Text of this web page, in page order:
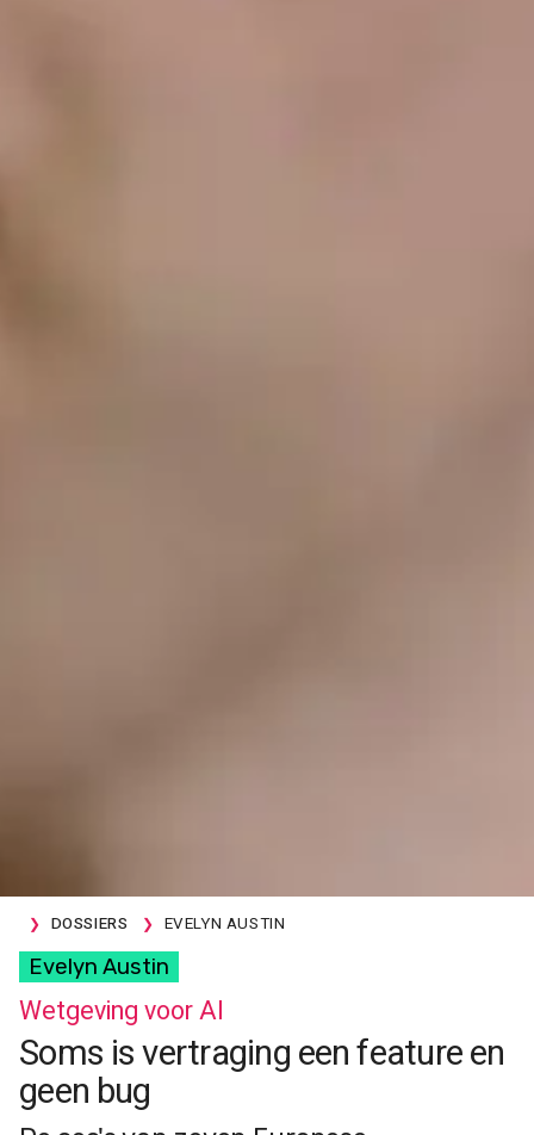
DOSSIERS EVELYN AUSTIN
Evelyn Austin
Wetgeving voor AI
Soms is vertraging een feature en
geen bug